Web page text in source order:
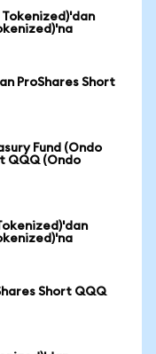
ProShares Short
Fund (Ondo
QQQ (Ondo
Short QQQ